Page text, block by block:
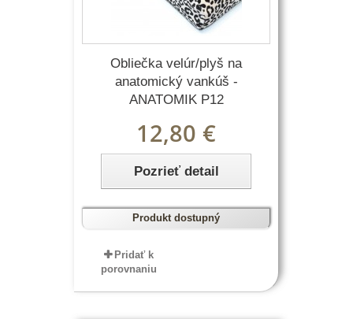
Obliečka velúr/plyš na
anatomický vankúš -
ANATOMIK P12
12,80 €
Pozrieť detail
Produkt dostupný
Pridať k
porovnaniu